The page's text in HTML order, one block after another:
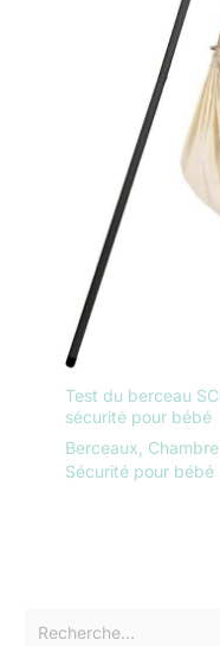
Test du berceau
sécurité pour bébé
Berceaux
Sécurité pour bébé